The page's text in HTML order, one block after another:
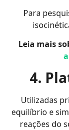
Para
Leia mais
4.
Utilizadas
equilíbrio e
reações do